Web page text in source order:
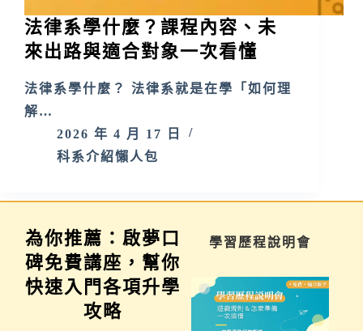
法律系學什麼？課程內容、未
來出路與適合對象一次看懂
法律系學什麼？ 法律系就是在學「如何理
解…
2026 年 4 月 17 日
科系介紹懶人包
為你推薦：啟夢口
碑免費講座，幫你
快速入門各項升學
攻略
家長講座 學習歷程說明會